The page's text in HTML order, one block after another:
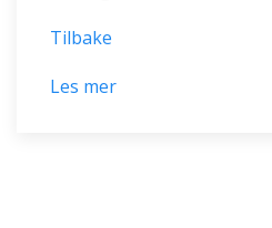
Tilbake
Les mer